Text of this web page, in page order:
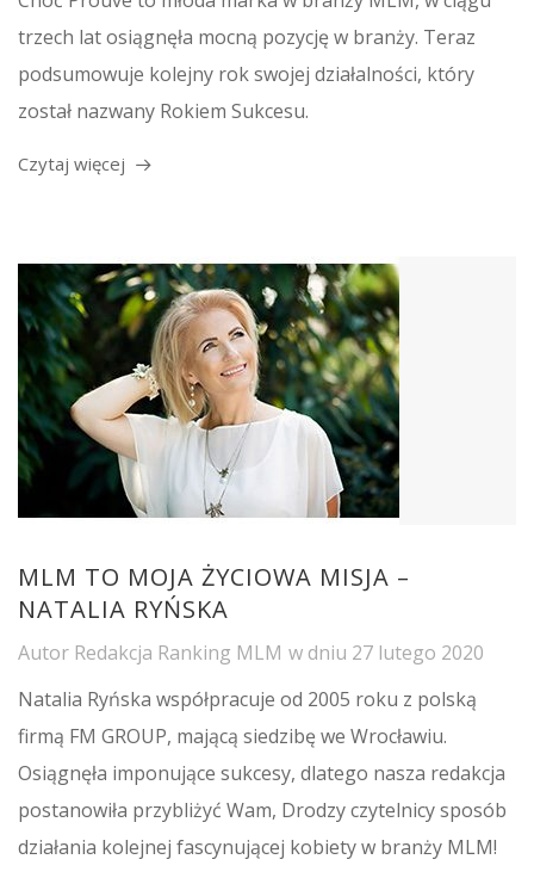
trzech lat osiągnęła mocną pozycję w branży. Teraz
podsumowuje kolejny rok swojej działalności, który
został nazwany Rokiem Sukcesu.
Czytaj więcej
MLM TO MOJA ŻYCIOWA MISJA –
NATALIA RYŃSKA
Autor Redakcja Ranking MLM w dniu 27 lutego 2020
Natalia Ryńska współpracuje od 2005 roku z polską
firmą FM GROUP, mającą siedzibę we Wrocławiu.
Osiągnęła imponujące sukcesy, dlatego nasza redakcja
postanowiła przybliżyć Wam, Drodzy czytelnicy sposób
działania kolejnej fascynującej kobiety w branży MLM!